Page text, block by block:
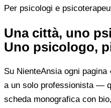
Per psicologi e
Una città, uno
Uno psicologo,
Su NienteAnsia ogni
a un solo professionista —
scheda monografica con